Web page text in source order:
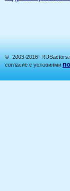
© 2003-2016
согласие с условиями